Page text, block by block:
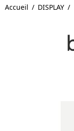
Accueil DISPLAY